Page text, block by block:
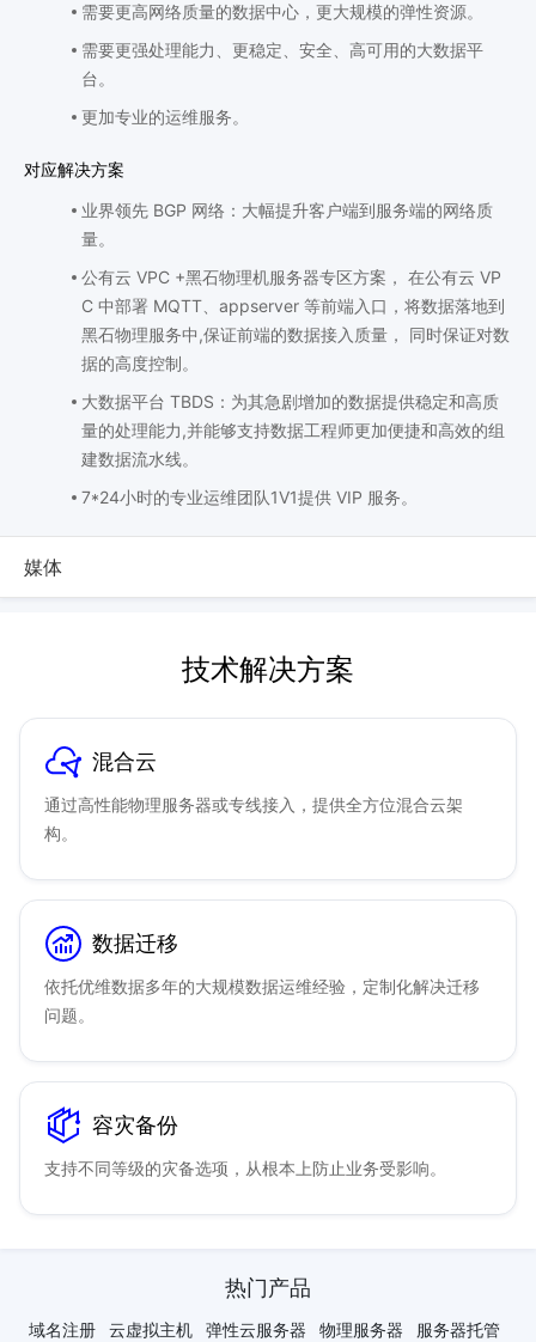
需要更高网络质量的数据中心，更大规模的弹性资源。
需要更强处理能力、更稳定、安全、高可用的大数据平
台。
更加专业的运维服务。
对应解决方案
业界领先 BGP 网络：大幅提升客户端到服务端的网络质
量。
公有云 VPC +黑石物理机服务器专区方案， 在公有云 VP
C 中部署 MQTT、appserver 等前端入口，将数据落地到
黑石物理服务中,保证前端的数据接入质量， 同时保证对数
据的高度控制。
大数据平台 TBDS：为其急剧增加的数据提供稳定和高质
量的处理能力,并能够支持数据工程师更加便捷和高效的组
建数据流水线。
7*24小时的专业运维团队1V1提供 VIP 服务。
媒体
技术解决方案
混合云
通过高性能物理服务器或专线接入，提供全方位混合云架
构。
数据迁移
依托优维数据多年的大规模数据运维经验，定制化解决迁移
问题。
容灾备份
支持不同等级的灾备选项，从根本上防止业务受影响。
热门产品
域名注册 云虚拟主机 弹性云服务器 物理服务器 服务器托管